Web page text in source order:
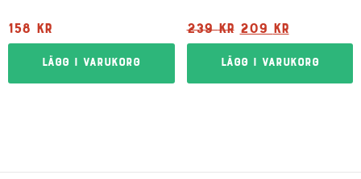
158 kr
Lägg i varukorg
239kr 209 kr
Lägg i varukorg